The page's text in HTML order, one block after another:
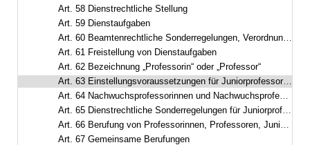
Art. 58 Dienstrechtliche Stellung
Art. 59 Dienstaufgaben
Art. 60 Beamtenrechtliche Sonderregelungen, Verordnungsermächtigung
Art. 61 Freistellung von Dienstaufgaben
Art. 62 Bezeichnung „Professorin“ oder „Professor“
Art. 63 Einstellungsvoraussetzungen für Juniorprofessorinnen und Juniorprofessoren
Art. 64 Nachwuchsprofessorinnen und Nachwuchsprofessoren
Art. 65 Dienstrechtliche Sonderregelungen für Juniorprofessorinnen, Juniorprofessoren, Nachwuchsprofessorinnen und Nachwuchsprofessoren
Art. 66 Berufung von Professorinnen, Professoren, Juniorprofessorinnen, Juniorprofessoren, Nachwuchsprofessorinnen und Nachwuchsprofessoren
Art. 67 Gemeinsame Berufungen